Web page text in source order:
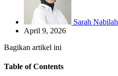
Sarah Nabilah
April 9, 2026
Bagikan artikel ini
Table of Contents